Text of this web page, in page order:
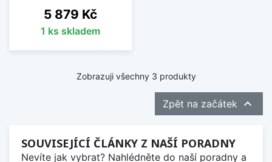
Cena
5 879 Kč
1 ks skladem
Zobrazuji všechny 3 produkty
Zpět na začátek 
SOUVISEJÍCÍ ČLÁNKY Z NAŠÍ PORADNY
Nevíte jak vybrat? Nahlédněte do naší poradny a